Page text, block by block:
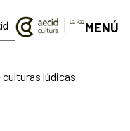
MENÚ
culturas lúdicas